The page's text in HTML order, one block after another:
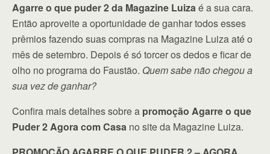
Agarre o que puder 2 da Magazine Luizaé a sua cara.
Então aproveite a oportunidade de ganhar todos esses
prêmios fazendo suas compras na Magazine Luiza até o
mês de setembro. Depois é só torcer os dedos e ficar de
olho no programa do Faustão. Quem sabe não chegou a
sua vez de ganhar?
Confira mais detalhes sobre a promoção Agarre o que
Puder 2 Agora com Casa no site da Magazine Luiza.